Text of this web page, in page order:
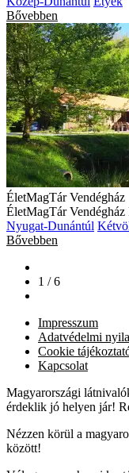
Bővebben
ÉletMagTár Vendégház
ÉletMagTár Vendégház
Nyugat-Dunántúl
Bővebben
1 / 6
Impresszum
Adatvédelmi
Cookie
Kapcsolat
Magyarországi
érdeklik jó helyen jár!
Nézzen körül a
között!